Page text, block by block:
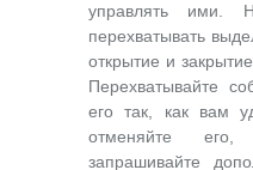
управлять ими.
перехватывать
открытие и
Перехватывайте
его так, как вам
отменяйте его,
запрашивайте